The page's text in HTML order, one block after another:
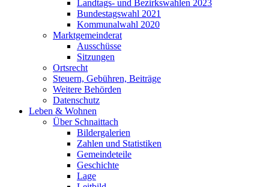
Landtags- und Bezirkswahlen 2023
Bundestagswahl 2021
Kommunalwahl 2020
Marktgemeinderat
Ausschüsse
Sitzungen
Ortsrecht
Steuern, Gebühren, Beiträge
Weitere Behörden
Datenschutz
Leben & Wohnen
Über Schnaittach
Bildergalerien
Zahlen und Statistiken
Gemeindeteile
Geschichte
Lage